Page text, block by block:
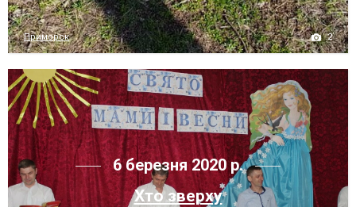
Приморск 2
6 березня 2020 р.
Хто зверху